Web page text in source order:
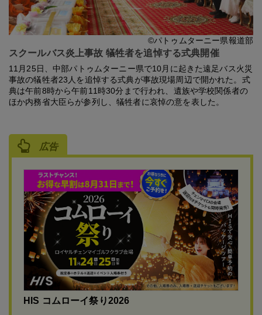
©パトゥムターニー県報道部
スクールバス炎上事故 犠牲者を追悼する式典開催
11月25日、中部パトゥムターニー県で10月に起きた遠足バス火災
事故の犠牲者23人を追悼する式典が事故現場周辺で開かれた。式
典は午前8時から午前11時30分まで行われ、遺族や学校関係者の
ほか内務省大臣らが参列し、犠牲者に哀悼の意を表した。
広告
HIS コムローイ祭り2026